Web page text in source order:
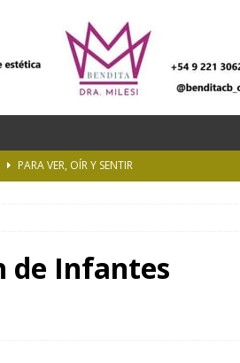
PARA VER, OÍR Y SENTIR
de altura
Brown
de Infantes